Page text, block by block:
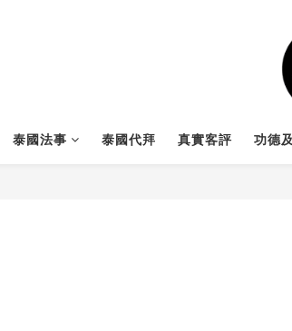
泰國法事 泰國代拜 真實客評 功德